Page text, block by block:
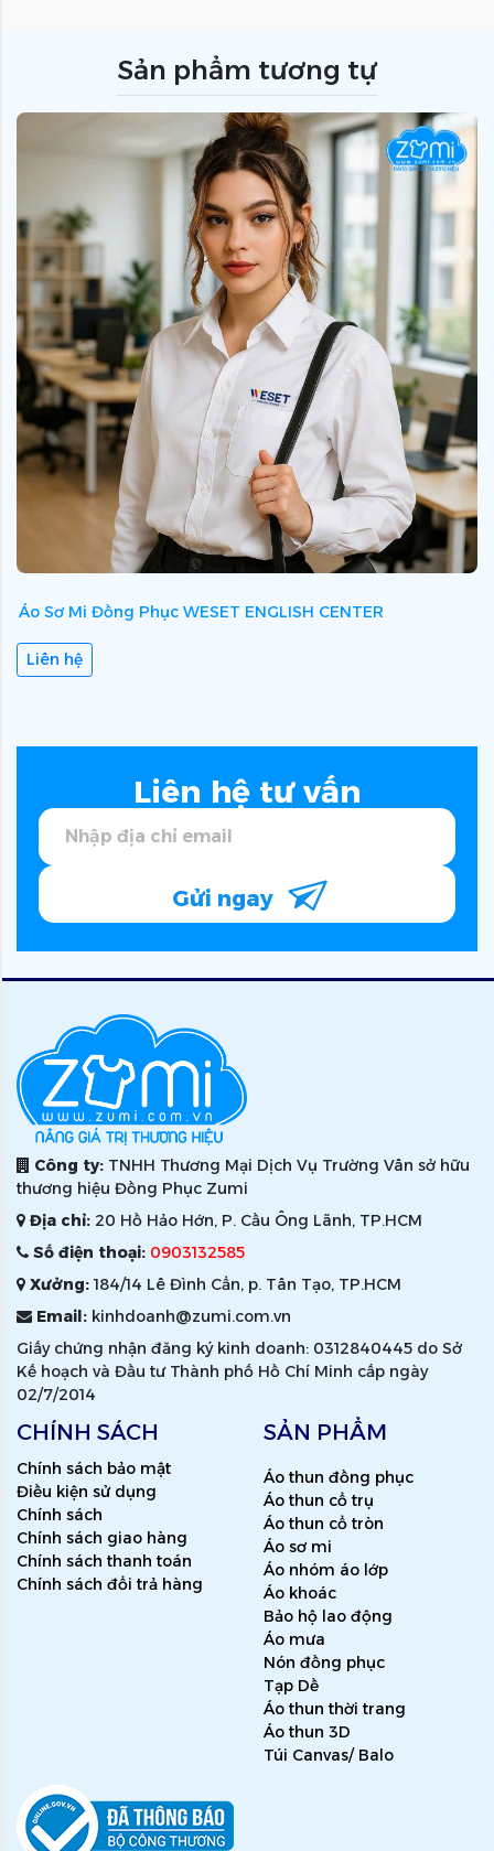
Sản phẩm tương tự
Áo Sơ Mi Đồng Phục WESET ENGLISH CENTER
Liên hệ
Liên hệ tư vấn
Gửi ngay
Công ty: TNHH Thương Mại Dịch Vụ Trường Vân sở hữu
thương hiệu Đồng Phục Zumi
Địa chỉ: 20 Hồ Hảo Hớn, P. Cầu Ông Lãnh, TP.HCM
Số điện thoại: 0903132585
Xưởng:184/14 Lê Đình Cẩn, p. Tân Tạo, TP.HCM
Email: kinhdoanh@zumi.com.vn
Giấy chứng nhận đăng ký kinh doanh: 0312840445 do Sở
Kế hoạch và Đầu tư Thành phố Hồ Chí Minh cấp ngày
02/7/2014
CHÍNH SÁCH
Chính sách bảo mật
Điều kiện sử dụng
Chính sách
Chính sách giao hàng
Chính sách thanh toán
Chính sách đổi trả hàng
SẢN PHẨM
Áo thun đồng phục
Áo thun cổ trụ
Áo thun cổ tròn
Áo sơ mi
Áo nhóm áo lớp
Áo khoác
Bảo hộ lao động
Áo mưa
Nón đồng phục
Tạp Dề
Áo thun thời trang
Áo thun 3D
Túi Canvas/ Balo